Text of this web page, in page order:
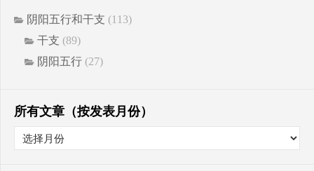
阴阳五行和干支 (113)
干支 (89)
阴阳五行 (27)
所有文章（按发表月份）